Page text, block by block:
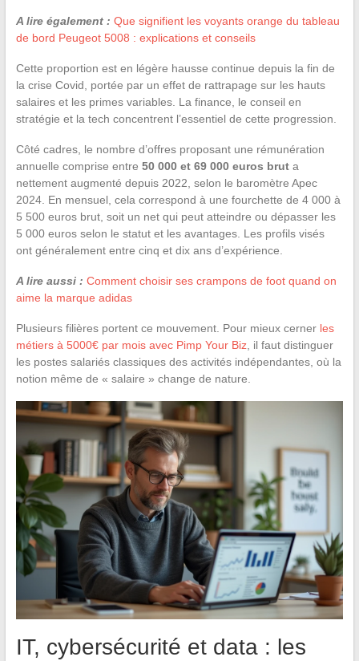
A lire également : Que signifient les voyants orange du tableau
de bord Peugeot 5008 : explications et conseils
Cette proportion est en légère hausse continue depuis la fin de
la crise Covid, portée par un effet de rattrapage sur les hauts
salaires et les primes variables. La finance, le conseil en
stratégie et la tech concentrent l’essentiel de cette progression.
Côté cadres, le nombre d’offres proposant une rémunération
annuelle comprise entre 50 000 et 69 000 euros bruta
nettement augmenté depuis 2022, selon le baromètre Apec
2024. En mensuel, cela correspond à une fourchette de 4 000 à
5 500 euros brut, soit un net qui peut atteindre ou dépasser les
5 000 euros selon le statut et les avantages. Les profils visés
ont généralement entre cinq et dix ans d’expérience.
A lire aussi : Comment choisir ses crampons de foot quand on
aime la marque adidas
Plusieurs filières portent ce mouvement. Pour mieux cerner les
métiers à 5000€ par mois avec Pimp Your Biz, il faut distinguer
les postes salariés classiques des activités indépendantes, où la
notion même de « salaire » change de nature.
IT, cybersécurité et data : les